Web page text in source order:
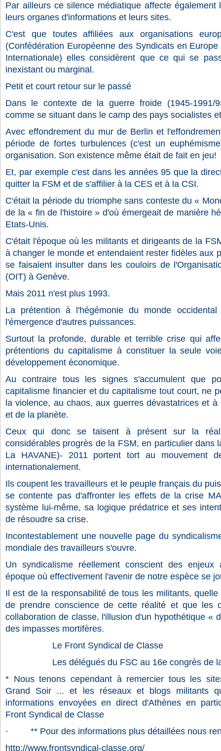
Par ailleurs ce silence médiatique affecte également
leurs organes d'informations et leurs sites.
C'est que toutes affiliées aux organisations
(Confédération Européenne des Syndicats en
Internationale) elles considèrent que ce qui se
inexistant ou marginal.
Petit et court retour sur le passé
Dans le contexte de la guerre froide (1945-1991/
comme se situant dans le camp des pays socialistes
Avec effondrement du mur de Berlin et
période de fortes turbulences (c'est un
organisation. Son existence même était de fait en jeu!
Et, par exemple c'est dans les années 95 que la
quitter la FSM et de s'affilier à la CES et à la CSI.
C'était la période du triomphe sans conteste du «
de la « fin de l'histoire » d'où émergeait de manière
Etats-Unis.
C'était l'époque où les militants et dirigeants de la
à changer le monde et entendaient rester fidèles aux
se faisaient insulter dans les couloirs de
(OIT) à Genève.
Mais 2011 n'est plus 1993.
La prétention à l'hégémonie du monde
l'émergence d'autres puissances.
Surtout la profonde, durable et terrible crise qui
prétentions du capitalisme à constituer la seule
développement économique.
Au contraire tous les signes s'accumulent que
capitalisme financier et du capitalisme tout court, ne
la violence, au chaos, aux guerres dévastatrices et
et de la planète.
Ceux qui donc se taisent à présent sur la
considérables progrès de la FSM, en particulier dans
La HAVANE)- 2011 portent tort au mouvement
internationalement.
Ils coupent les travailleurs et le peuple français du
se contente pas d'affronter les effets de la crise
système lui-même, sa logique prédatrice et ses
de résoudre sa crise.
Incontestablement une nouvelle page du
mondiale des travailleurs s'ouvre.
Un syndicalisme réellement conscient des enjeux
époque où effectivement l'avenir de notre espèce se
Il est de la responsabilité de tous les militants,
de prendre conscience de cette réalité et que les
collaboration de classe, l'illusion d'un hypothétique «
des impasses mortifères.
Le Front Syndical de Classe
Les délégués du FSC au 16e congrès de la
* Nous tenons cependant à remercier tous les
Grand Soir ... et les réseaux et blogs militants
informations envoyées en direct d'Athènes en
Front Syndical de Classe
· ** Pour des informations plus détaillées nous
http://www.frontsyndical-classe.org/